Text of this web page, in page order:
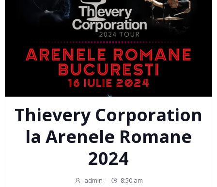
Thievery Corporation
la Arenele Romane
2024
admin - 8:50 am